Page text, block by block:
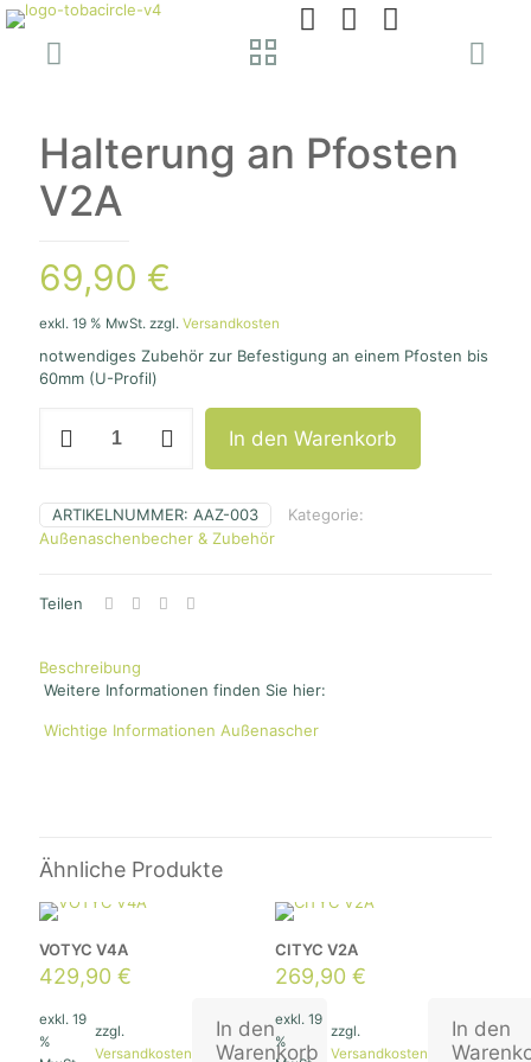
Halterung an Pfosten
V2A
69,90 €
exkl. 19 % MwSt. zzgl. Versandkosten
notwendiges Zubehör zur Befestigung an einem Pfosten bis
60mm (U-Profil)
Menge
In den Warenkorb
ARTIKELNUMMER: AAZ-003
Kategorie:
Außenaschenbecher & Zubehör
Teilen
Beschreibung
Weitere Informationen finden Sie hier:
Wichtige Informationen Außenascher
Ähnliche Produkte
VOTYC V4A
429,90 €
exkl. 19
%
zzgl.
Versandkosten
In den
Warenkorb
CITYC V2A
269,90 €
exkl. 19
%
zzgl.
Versandkosten
In den
Technisch-
Cookies
optional. Sie
benötigt,
Statistik
Cookies
Funktionsweise
und Struktur
der Website auf
Nutzung
verbessern.